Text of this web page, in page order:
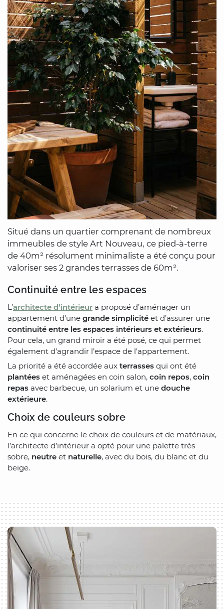
Situé dans un quartier comprenant de nombreux
immeubles de style Art Nouveau, ce pied-à-terre
de 40m² résolument minimaliste a été conçu pour
valoriser ses 2 grandes terrasses de 60m².
Continuité entre les espaces
L’architecte d’intérieur a proposé d’aménager un
appartement d’une grande simplicité et d’assurer une
continuité entre les espaces intérieurs et extérieurs.
Pour cela, un grand miroir a été posé, ce qui permet
également d’agrandir l’espace de l’appartement.
La priorité a été accordée aux terrasses qui ont été
plantées et aménagées en coin salon, coin repos, coin
repas avec barbecue, un solarium et une douche
extérieure.
Choix de couleurs sobre
En ce qui concerne le choix de couleurs et de matériaux,
l’architecte d’intérieur a opté pour une palette très
sobre, neutre et naturelle, avec du bois, du blanc et du
beige.